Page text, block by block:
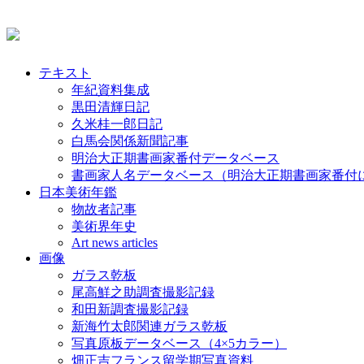
テキスト
年紀資料集成
黒田清輝日記
久米桂一郎日記
白馬会関係新聞記事
明治大正期書画家番付データベース
書画家人名データベース（明治大正期書画家番付
日本美術年鑑
物故者記事
美術界年史
Art news articles
画像
ガラス乾板
尾高鮮之助調査撮影記録
和田新調査撮影記録
新海竹太郎関連ガラス乾板
写真原板データベース（4×5カラー）
畑正吉フランス留学期写真資料